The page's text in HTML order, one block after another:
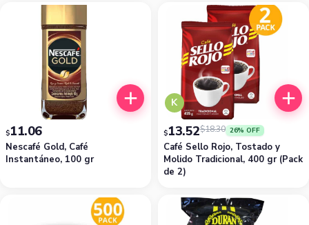
Nescafé Gold, Café
Instantáneo, 100 gr
$11.06
K
Café Sello Rojo, Tostado y
Molido Tradicional, 400 gr (Pack
de 2)
$18.30
$13.52 26% OFF